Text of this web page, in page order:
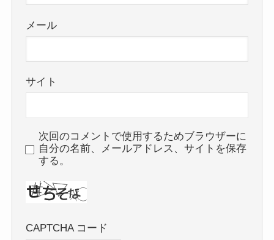
メール
サイト
次回のコメントで使用するためブラウザーに
自分の名前、メールアドレス、サイトを保存
する。
CAPTCHA コード